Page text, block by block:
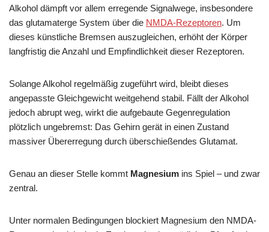
Alkohol dämpft vor allem erregende Signalwege, insbesondere
das glutamaterge System über die NMDA-Rezeptoren. Um
dieses künstliche Bremsen auszugleichen, erhöht der Körper
langfristig die Anzahl und Empfindlichkeit dieser Rezeptoren.
Solange Alkohol regelmäßig zugeführt wird, bleibt dieses
angepasste Gleichgewicht weitgehend stabil. Fällt der Alkohol
jedoch abrupt weg, wirkt die aufgebaute Gegenregulation
plötzlich ungebremst: Das Gehirn gerät in einen Zustand
massiver Übererregung durch überschießendes Glutamat.
Genau an dieser Stelle kommt Magnesium ins Spiel – und zwar
zentral.
Unter normalen Bedingungen blockiert Magnesium den NMDA-